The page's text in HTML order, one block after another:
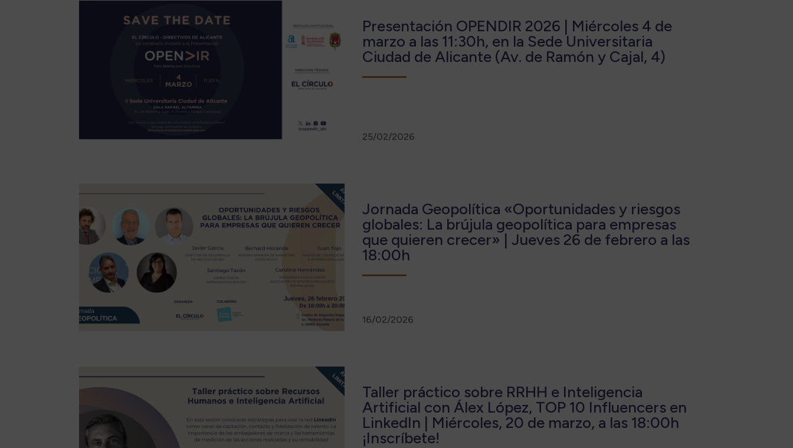
Presentación OPENDIR 2026 | Miércoles 4 de
marzo a las 11:30h, en la Sede Universitaria
Ciudad de Alicante (Av. de Ramón y Cajal, 4)
25/02/2026
Jornada Geopolítica «Oportunidades y riesgos
globales: La brújula geopolítica para empresas
que quieren crecer» | Jueves 26 de febrero a las
18:00h
16/02/2026
Taller práctico sobre RRHH e Inteligencia
Artificial con Álex López, TOP 10 Influencers en
LinkedIn | Miércoles, 20 de marzo, a las 18:00h
¡Inscríbete!